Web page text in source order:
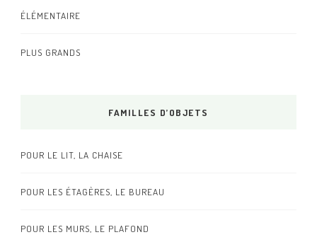
ÉLÉMENTAIRE
PLUS GRANDS
FAMILLES D’OBJETS
POUR LE LIT, LA CHAISE
POUR LES ÉTAGÈRES, LE BUREAU
POUR LES MURS, LE PLAFOND